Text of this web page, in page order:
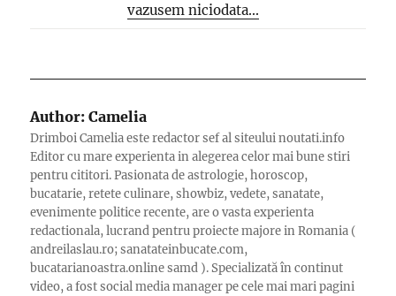
vazusem niciodata...
Author: Camelia
Drimboi Camelia este redactor sef al siteului noutati.info
Editor cu mare experienta in alegerea celor mai bune stiri
pentru cititori. Pasionata de astrologie, horoscop,
bucatarie, retete culinare, showbiz, vedete, sanatate,
evenimente politice recente, are o vasta experienta
redactionala, lucrand pentru proiecte majore in Romania (
andreilaslau.ro; sanatateinbucate.com,
bucatarianoastra.online samd ). Specializată în continut
video, a fost social media manager pe cele mai mari pagini